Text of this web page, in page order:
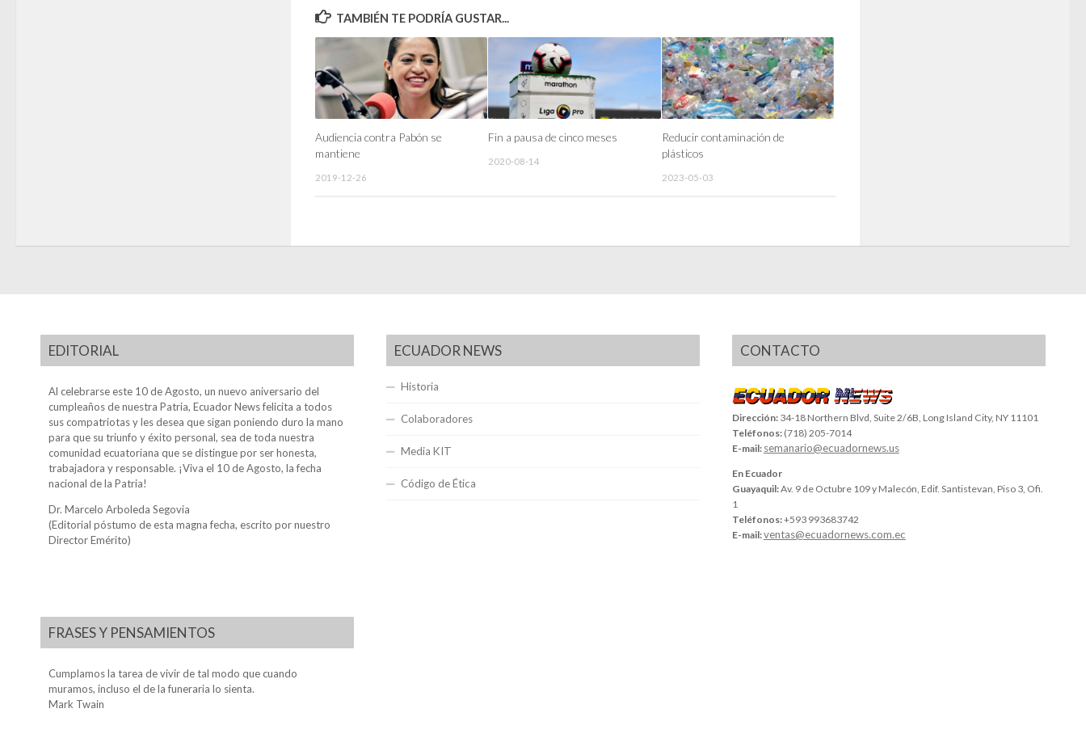
TAMBIÉN TE PODRÍA GUSTAR...
Audiencia contra Pabón se
mantiene
2019-12-26
Fin a pausa de cinco meses
2020-08-14
Reducir contaminación de
plásticos
2023-05-03
EDITORIAL
Al celebrarse este 10 de Agosto, un nuevo aniversario del
cumpleaños de nuestra Patria, Ecuador News felicita a todos
sus compatriotas y les desea que sigan poniendo duro la mano
para que su triunfo y éxito personal, sea de toda nuestra
comunidad ecuatoriana que se distingue por ser honesta,
trabajadora y responsable. ¡Viva el 10 de Agosto, la fecha
nacional de la Patria!
Dr. Marcelo Arboleda Segovia
(Editorial póstumo de esta magna fecha, escrito por nuestro
Director Emérito)
FRASES Y PENSAMIENTOS
Cumplamos la tarea de vivir de tal modo que cuando
muramos, incluso el de la funeraria lo sienta.
Mark Twain
ECUADOR NEWS
Historia
Colaboradores
Media KIT
Código de Ética
CONTACTO
Dirección: 34-18 Northern Blvd, Suite 2/6B, Long Island City, NY 11101
Teléfonos: (718) 205-7014
E-mail: semanario@ecuadornews.us
En Ecuador
Guayaquil:Av. 9 de Octubre 109 y Malecón, Edif. Santistevan, Piso 3, Ofi.
1
Teléfonos:+593 993683742
E-mail:ventas@ecuadornews.com.ec